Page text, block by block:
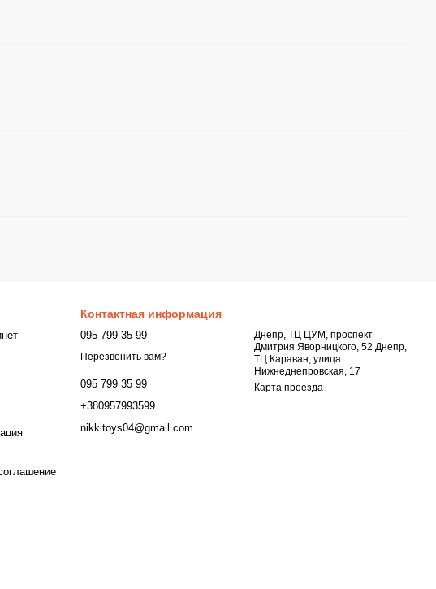
Контактная информация
095-799-35-99
Перезвонить вам?
095 799 35 99
+380957993599
nikkitoys04@gmail.com
Днепр, ТЦ ЦУМ, проспект
Дмитрия Яворницкого, 52 Днепр,
ТЦ Караван, улица
Нижнеднепровская, 17
Карта проезда